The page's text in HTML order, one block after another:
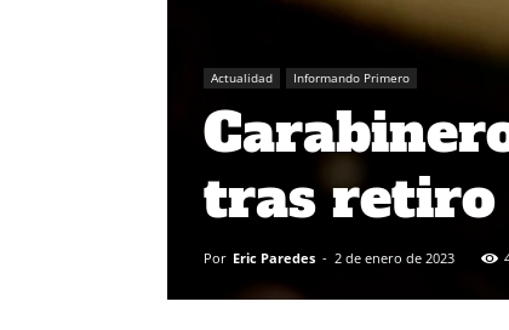
Actualidad Informando Primero
tras retiro
Por Eric Paredes - 2 de enero de 2023